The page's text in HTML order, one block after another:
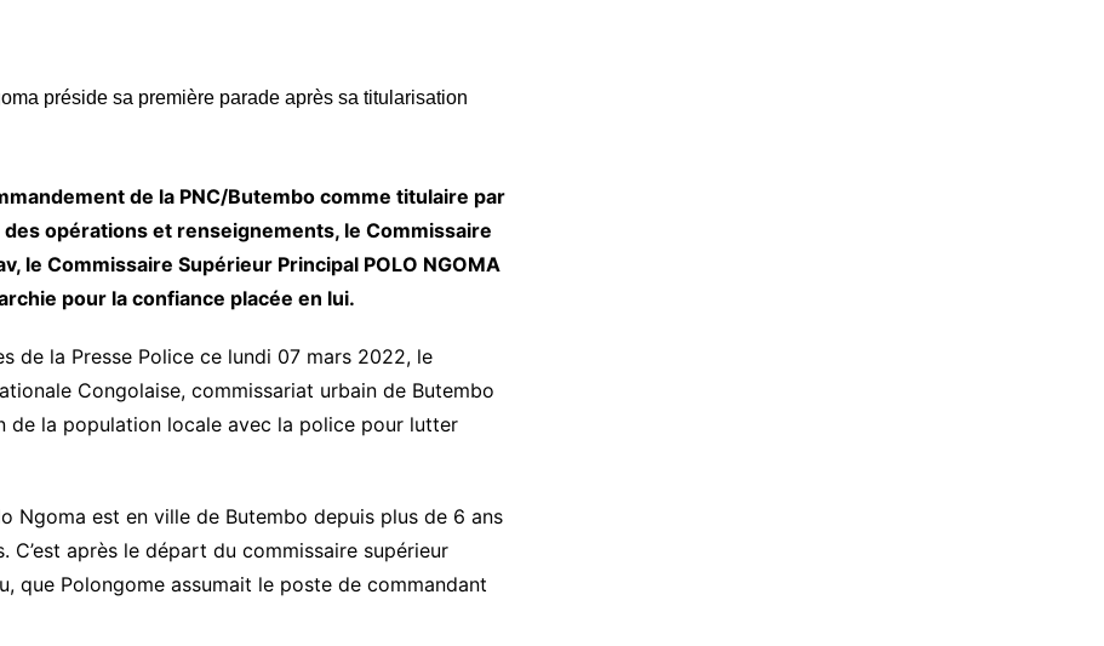
de la PNC/Butembo comme titulaire par
opérations et renseignements, le Commissaire
le Commissaire Supérieur Principal POLO NGOMA
pour la confiance placée en lui.
de la Presse Police ce lundi 07 mars 2022, le
Congolaise, commissariat urbain de Butembo
de la population locale avec la police pour lutter
Ngoma est en ville de Butembo depuis plus de 6 ans
après le départ du commissaire supérieur
que Polongome assumait le poste de commandant